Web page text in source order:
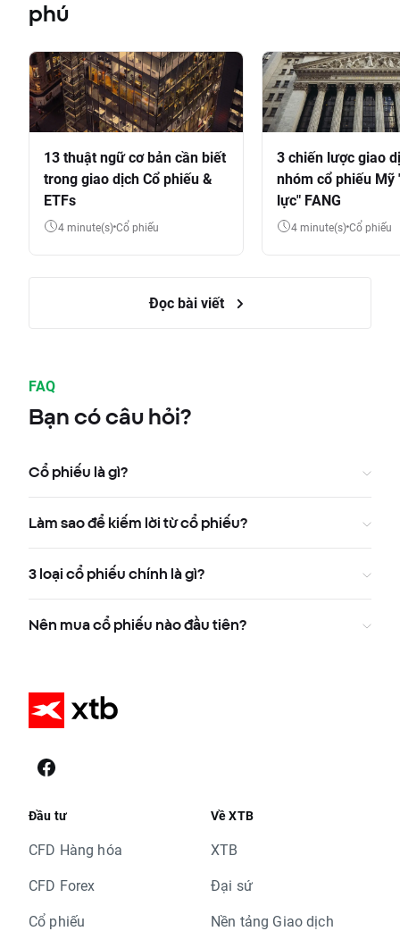
phú
13 thuật ngữ cơ bản cần biết
trong giao dịch Cổ phiếu &
ETFs
4 minute(s) Cổ phiếu
3 chiến lược giao
nhóm cổ phiếu Mỹ
lực" FANG
4 minute(s) Cổ phiếu
Đọc bài viết
FAQ
Bạn có câu hỏi?
Cổ phiếu là gì?
Làm sao để kiếm lời từ cổ phiếu?
3 loại cổ phiếu chính là gì?
Nên mua cổ phiếu nào đầu tiên?
Đầu tư
CFD Hàng hóa
CFD Forex
Cổ phiếu
Về XTB
XTB
Đại sứ
Nền tảng Giao dịch